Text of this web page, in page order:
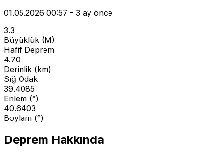
01.05.2026 00:57 - 3 ay önce
3.3
Büyüklük (M)
Hafif Deprem
4.70
Derinlik (km)
Sığ Odak
39.4085
Enlem (°)
40.6403
Boylam (°)
Deprem Hakkında